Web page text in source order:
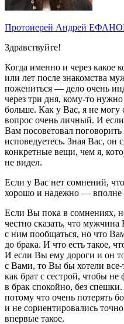
Протоиерей Андрей
Здравствуйте!
Когда именно и через какое
или лет после знакомства
пожениться — дело очень
через три дня, кому-то
больше. Как у Вас, я не могу
вопрос очень личный. И
Вам посоветовал
исповедуетесь. Зная Вас, он
конкретные вещи, чем я,
не видел.
Если у Вас нет сомнений,
хорошо и надежно —
Если Вы пока в сомнениях,
честно сказать, что
с ним пообщаться, но что
до брака. И что есть такое,
И если Вы ему дороги и он
с Вами, то Вы бы хотели все-
как брат с сестрой, чтобы
в брак спокойно, без
потому что очень потерять
и не сориентировались
впервые такое.